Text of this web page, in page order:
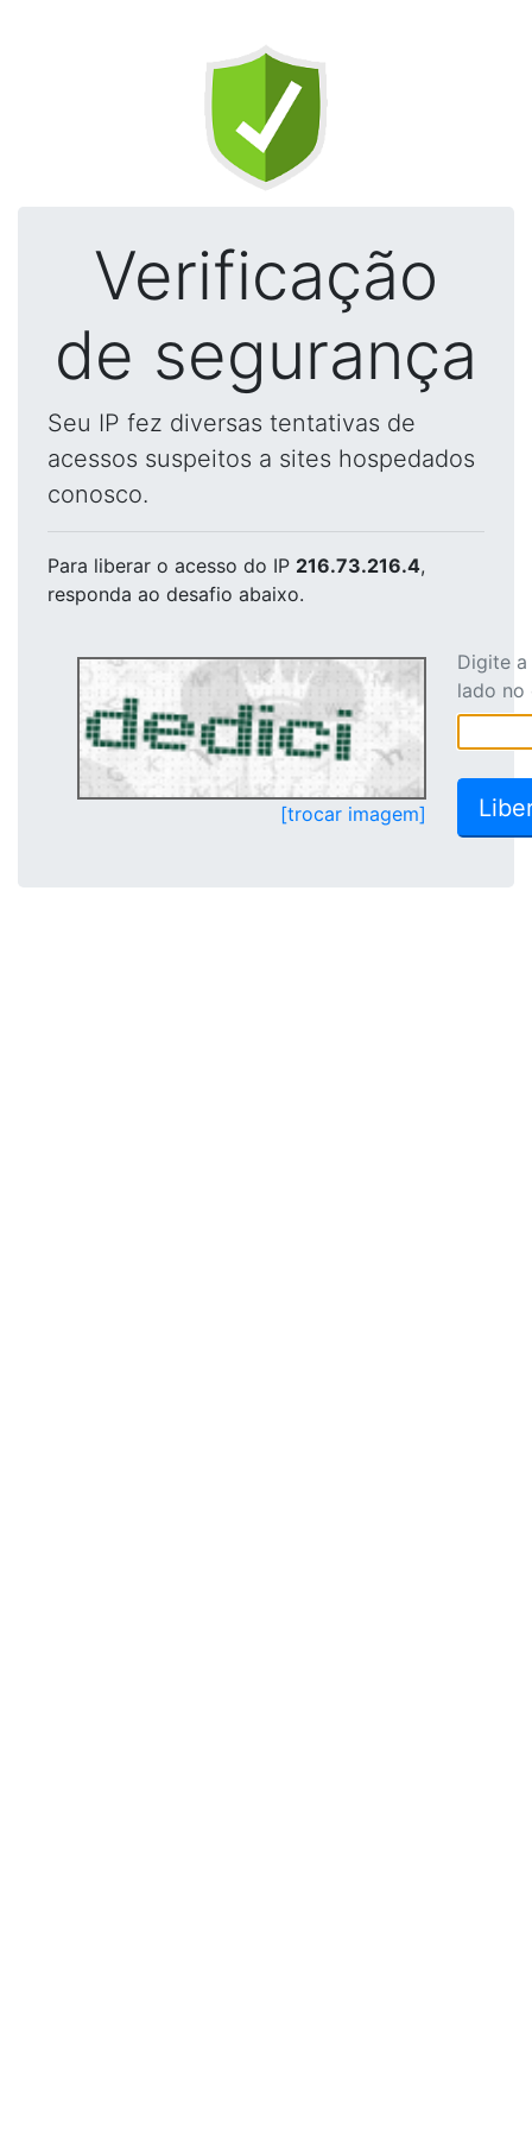
Verificação
de segurança
Seu IP fez diversas tentativas de
acessos suspeitos a sites hospedados
conosco.
Para liberar o acesso do IP 216.73.216.4,
responda ao desafio abaixo.
[trocar imagem]
Digite
lado no